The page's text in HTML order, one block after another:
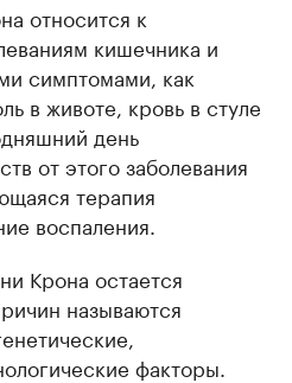
относится к
кишечника и
симптомами, как
в животе, кровь в стуле
день
от этого заболевания
терапия
воспаления.
Крона остается
называются
факторы.